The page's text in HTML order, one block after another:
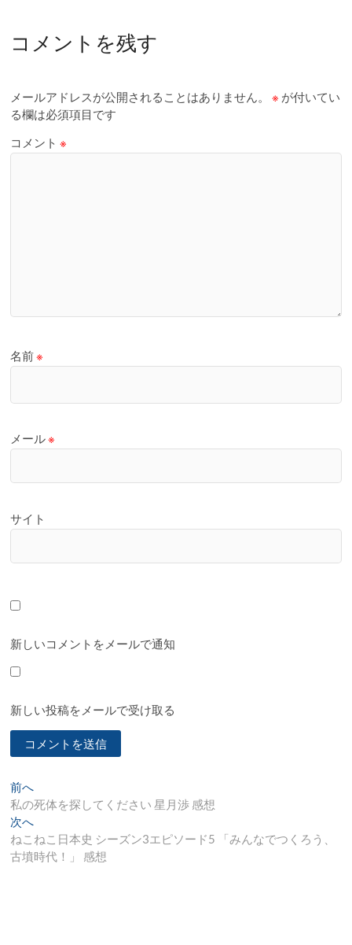
コメントを残す
メールアドレスが公開されることはありません。 ※ が付いてい
る欄は必須項目です
コメント※
名前※
メール※
サイト
新しいコメントをメールで通知
新しい投稿をメールで受け取る
投
稿
ナ
ビ
前へ
去
投
稿:
私の死体を探してください 星月渉 感想
次へ
の
投
ねこねこ日本史 シーズン3エピソード5 「みんなでつくろう、
古墳時代！」 感想